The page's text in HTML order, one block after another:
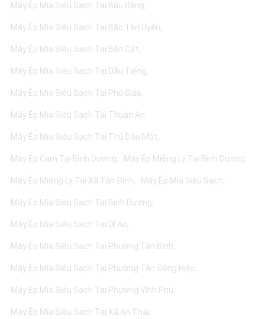
Máy Ép Mía Siêu Sạch Tại Bàu Bàng
Máy Ép Mía Siêu Sạch Tại Bắc Tân Uyên
Máy Ép Mía Siêu Sạch Tại Bến Cát
Máy Ép Mía Siêu Sạch Tại Dầu Tiếng
Máy Ép Mía Siêu Sạch Tại Phú Giáo
Máy Ép Mía Siêu Sạch Tại Thuận An
Máy Ép Mía Siêu Sạch Tại Thủ Dầu Một
Máy Ép Cam Tại Bình Dương Máy Ép Miệng Ly Tại Bình Dương
Máy Ép Miệng Ly Tại Xã Tân Định Máy Ép Mía Siêu Sạch
Máy Ép Mía Siêu Sạch Tại Bình Dương
Máy Ép Mía Siêu Sạch Tại Dĩ An
Máy Ép Mía Siêu Sạch Tại Phường Tân Bình
Máy Ép Mía Siêu Sạch Tại Phường Tân Đông Hiệp
Máy Ép Mía Siêu Sạch Tại Phường Vĩnh Phú
Máy Ép Mía Siêu Sạch Tại Xã An Thái